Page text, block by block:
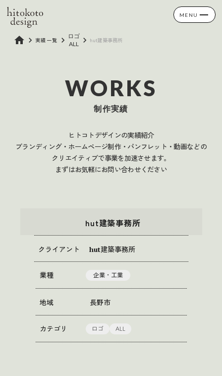
home keyboard_arrow_right 実績一覧 keyboard_arrow_right ロゴ
ALL
keyboard_arrow_right hut建築事務所
WORKS
制作実績
ヒトコトデザインの実績紹介
ブランディング・ホームページ制作・パンフレット・動画などの
クリエイティブで事業を加速させます。
まずはお気軽にお問い合わせください
hut建築事務所
クライアント hut建築事務所
業種 企業・工業
地域 長野市
カテゴリ ロゴ ALL
MENU